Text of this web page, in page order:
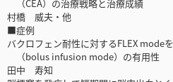
（CEA）の治療戦略と治療成績
村橋 威夫・他
■症例
バクロフェン耐性に対するFLEX mode
（bolus infusion mode）の有用性
田中 寿知